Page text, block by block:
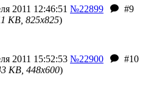
2011 12:46:51 №22899
#9
KB, 825x825)
2011 15:52:53 №22900
#10
KB, 448x600)